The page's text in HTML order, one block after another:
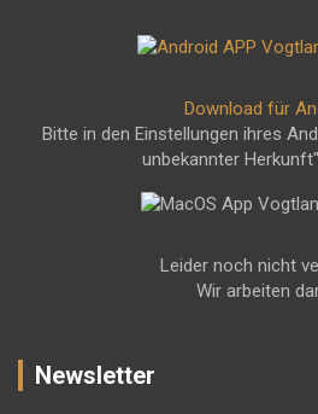
Download für
Bitte in den Einstellungen ihres
unbekannter
Leider noch nicht
Wir arbeiten
Newsletter